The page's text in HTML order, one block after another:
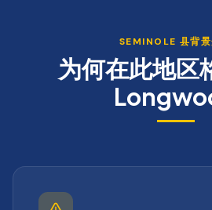
SEMINOLE 县背
为何在此地区